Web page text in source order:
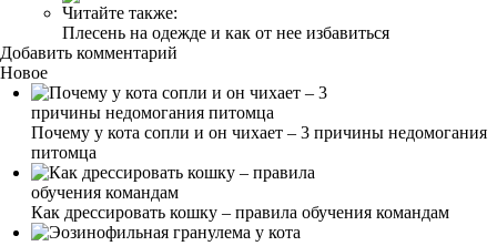
Читайте также:
Плесень на одежде и как от нее избавиться
Добавить комментарий
Новое
Почему у кота сопли и он чихает – 3 причины недомогания
питомца
Как дрессировать кошку – правила обучения командам